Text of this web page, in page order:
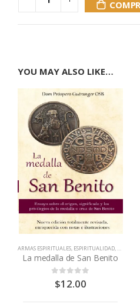
YOU MAY ALSO LIKE…
ARMAS ESPIRITUALES ESPIRITUALIDAD
La medalla de San Benito
out of 5
$12.00